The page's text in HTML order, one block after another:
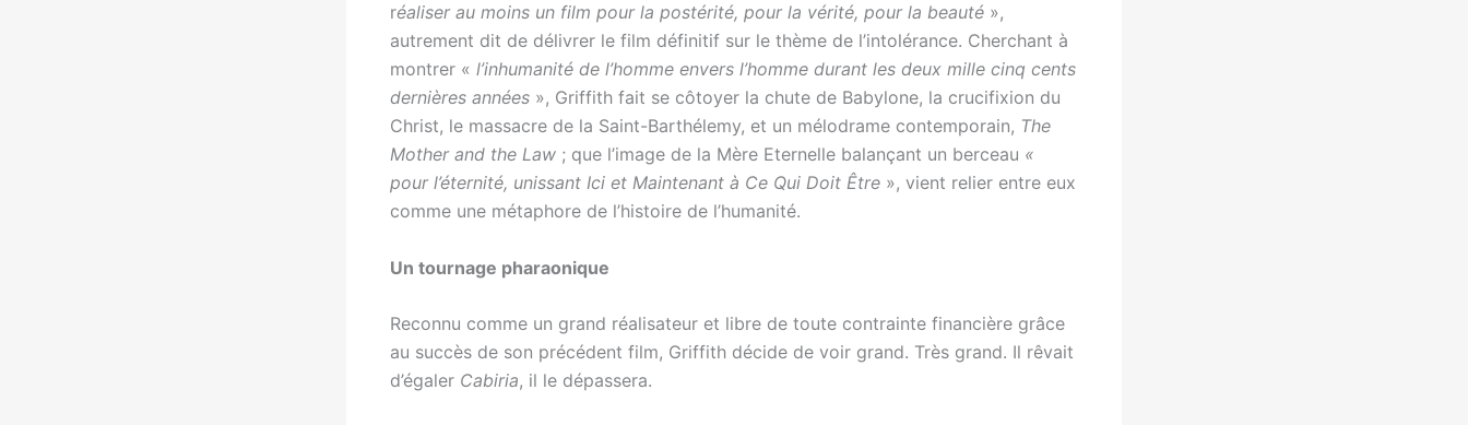
réaliser au moins un film pour la postérité, pour la vérité, pour la beauté »,
autrement dit de délivrer le film définitif sur le thème de l’intolérance. Cherchant à
montrer « l’inhumanité de l’homme envers l’homme durant les deux mille cinq cents
dernières années », Griffith fait se côtoyer la chute de Babylone, la crucifixion du
Christ, le massacre de la Saint-Barthélemy, et un mélodrame contemporain, The
Mother and the Law ; que l’image de la Mère Eternelle balançant un berceau «
pour l’éternité, unissant Ici et Maintenant à Ce Qui Doit Être », vient relier entre eux
comme une métaphore de l’histoire de l’humanité.
Un tournage pharaonique
Reconnu comme un grand réalisateur et libre de toute contrainte financière grâce
au succès de son précédent film, Griffith décide de voir grand. Très grand. Il rêvait
d’égaler Cabiria, il le dépassera.